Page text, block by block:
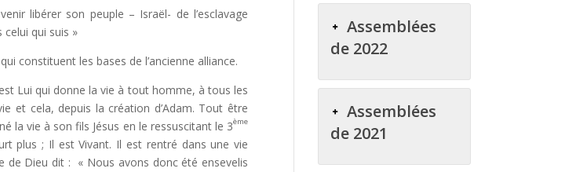
libérer son peuple – Israël- de l’esclavage
celui qui suis »
constituent les bases de l’ancienne alliance.
Lui qui donne la vie à tout homme, à tous les
et cela, depuis la création d’Adam. Tout être
la vie à son fils Jésus en le ressuscitant le 3ème
plus ; Il est Vivant. Il est rentré dans une vie
de Dieu dit : « Nous avons donc été ensevelis
Assemblées
de 2022
Assemblées
de 2021